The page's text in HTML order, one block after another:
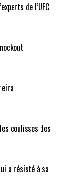
de l’UFC
coulisses des
a résisté à sa